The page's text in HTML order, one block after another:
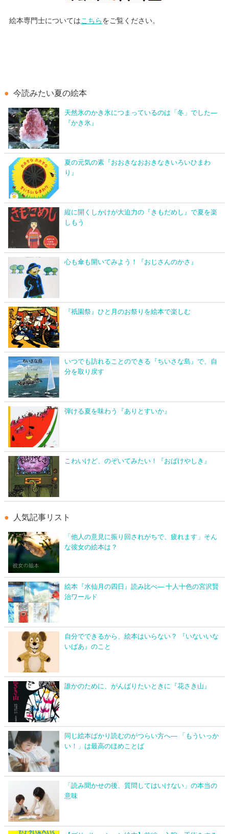
絵本専門士については こちら をご覧ください。
今読みたい夏の絵本
天然氷のかき氷につまっているのは「冬」でした―
『かき氷』
夏の元気の素『おおきなおおきなきいろいひまわ
り』
縦に開くしかけが大迫力の『きもだめし』で夏を楽
しもう
心も傘も開いてみよう！『おじさんのかさ』
『祇園祭』ひと月のお祭りを絵本で楽しむ
いつでも訪れることのできる『ちいさな島』で、自
分を取り戻す
弾ける夏を味わう『ありとすいか』
こわいけど、のぞいてみたい！『おばけやしき』
人気記事リスト
「他人の意見に振り回されがちで、疲れます」そん
な彼女の絵本は？
絵本『水仙月の四日』読み比べ― 十人十色の宮沢賢
治ワールド
自分でできるから、絵本はいらない？ 『いないいな
いばあ』のこと
誰かのために、がんばりたいときに『花さき山』
同じ絵本ばかり読むのがつらい方へ― 「もういっか
い！」は最高のほめことば
「読み聞かせの後、質問してはいけない」の本当の
意味